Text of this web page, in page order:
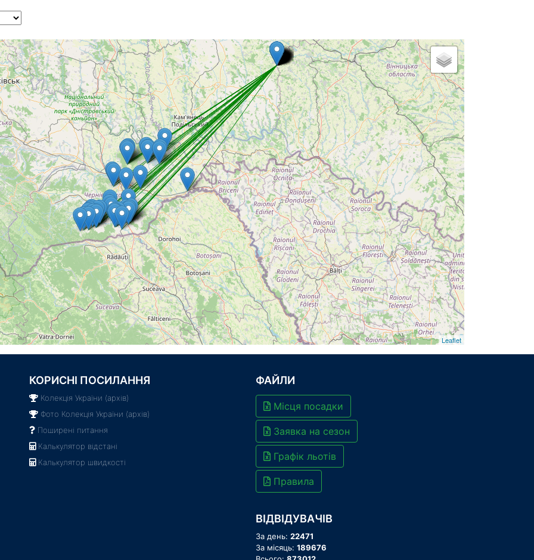
Leaflet
КОРИСНІ ПОСИЛАННЯ
Колекція України (архів)
Фото Колекція України (архів)
Поширені питання
Калькулятор відстані
Калькулятор швидкості
ФАЙЛИ
Місця посадки
Заявка на сезон
Графік льотів
Правила
ВІДВІДУВАЧІВ
За день: 22471
За місяць: 189676